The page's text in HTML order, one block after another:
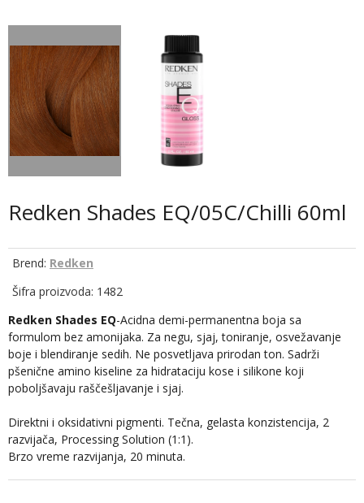
Redken Shades EQ/05C/Chilli 60ml
Brend: Redken
Šifra proizvoda: 1482
Redken Shades EQ-Acidna demi-permanentna boja sa
formulom bez amonijaka. Za negu, sjaj, toniranje, osvežavanje
boje i blendiranje sedih. Ne posvetljava prirodan ton. Sadrži
pšenične amino kiseline za hidrataciju kose i silikone koji
poboljšavaju raščešljavanje i sjaj.
Direktni i oksidativni pigmenti. Tečna, gelasta konzistencija, 2
razvijača, Processing Solution (1:1).
Brzo vreme razvijanja, 20 minuta.